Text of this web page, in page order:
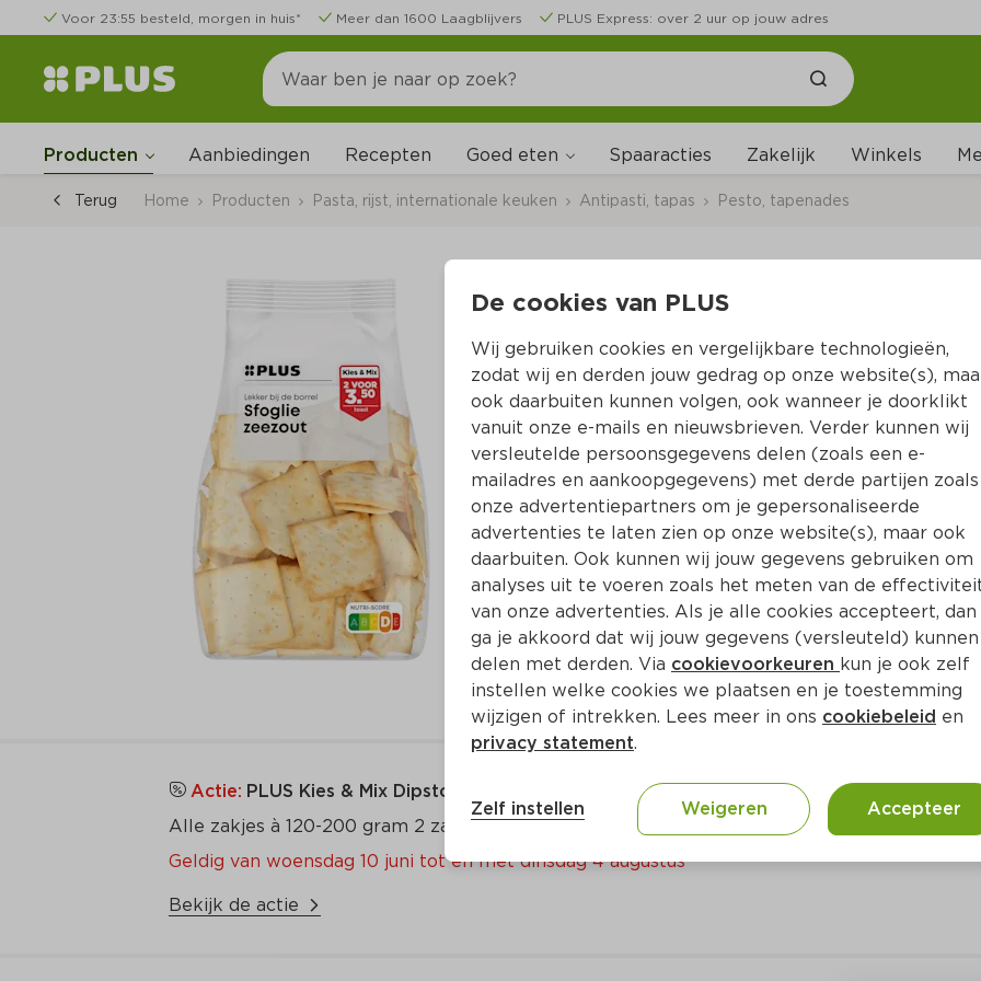
Voor 23:55 besteld, morgen in huis* Meer dan 1600 Laagblijvers PLUS Express: over 2 uur op jouw adres
Producten Aanbiedingen Recepten Goed eten Spaaracties Zakelijk Winkels
Terug Home Producten Pasta, rijst, internationale keuken Antipasti, tapas Pesto, tapenades
PLUS Sfoglie zeezout
Per Zak 125 g  (per kilo €17.52)
2.19
Toevoegen
Actie: PLUS Kies & Mix Dipstokjes, grissini, picos of scrocchi
Alle zakjes à 120-200 gram 2 zakjes
Geldig van woensdag 10 juni tot en met dinsdag 4 augustus
Bekijk de actie
De cookies van PLUS
Wij gebruiken cookies en vergelijkbare technologieën,
zodat wij en derden jouw gedrag op onze website(s),
ook daarbuiten kunnen volgen, ook wanneer je doorklikt
vanuit onze e-mails en nieuwsbrieven. Verder kunnen wij
versleutelde persoonsgegevens delen (zoals een e-
mailadres en aankoopgegevens) met derde partijen zoals
onze advertentiepartners om je gepersonaliseerde
advertenties te laten zien op onze website(s), maar ook
daarbuiten. Ook kunnen wij jouw gegevens gebruiken om
analyses uit te voeren zoals het meten van de
van onze advertenties. Als je alle cookies accepteert, dan
ga je akkoord dat wij jouw gegevens (versleuteld) kunnen
delen met derden. Via cookievoorkeuren kun je ook zelf
instellen welke cookies we plaatsen en je toestemming
wijzigen of intrekken. Lees meer in ons cookiebeleid en
privacy statement.
Zelf instellen Weigeren Accepteer